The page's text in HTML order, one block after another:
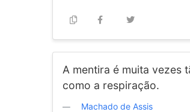
A mentira é muita vezes
como a respiração.
Machado de Assis